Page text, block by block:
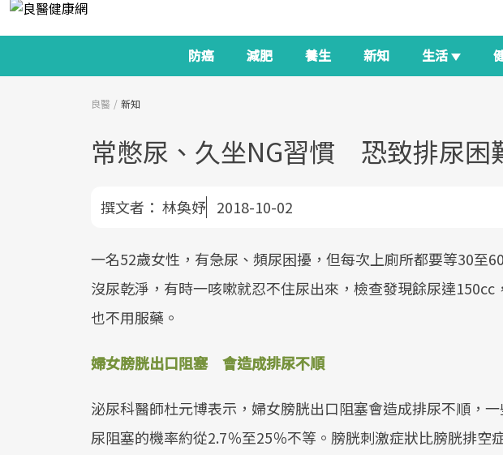
防癌 減肥 養生 新知 生活
良醫 新知
常憋尿、久坐NG習慣 恐致排尿困
撰文者： 林奐妤 2018-10-02
一名52歲女性，有急尿、頻尿困擾，但每次上廁所都要等30至
沒尿乾淨，有時一咳嗽就忍不住尿出來，檢查發現餘尿達150cc
也不用服藥。
婦女膀胱出口阻塞 會造成排尿不順
泌尿科醫師杜元博表示，婦女膀胱出口阻塞會造成排尿不順，
尿阻塞的機率約從2.7％至25％不等。膀胱刺激症狀比膀胱排空
面對超
療院所
狀況、
2025年
良醫健